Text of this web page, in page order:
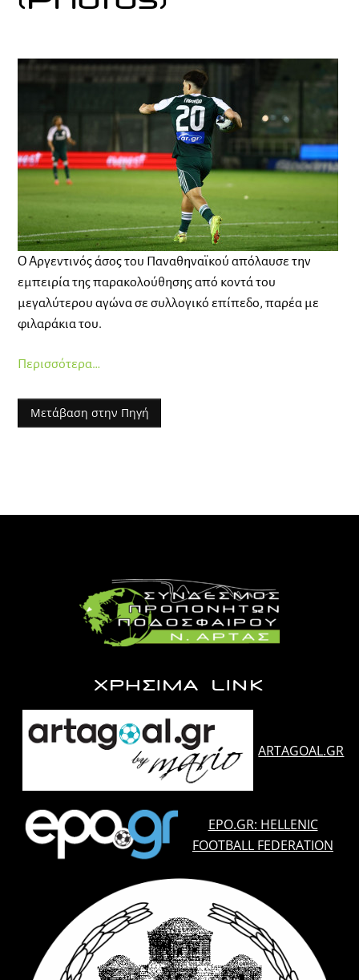
Ο Αργεντινός άσος του Παναθηναϊκού απόλαυσε την
εμπειρία της παρακολούθησης από κοντά του
μεγαλύτερου αγώνα σε συλλογικό επίπεδο, παρέα με
φιλαράκια του.
Περισσότερα…
Μετάβαση στην Πηγή
ΧΡΗΣΙΜΑ LINK
ARTAGOAL.GR
EPO.GR: HELLENIC
FOOTBALL FEDERATION